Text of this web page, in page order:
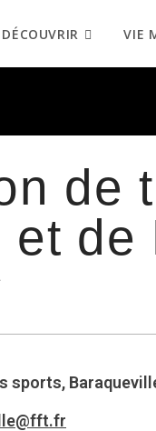
DÉCOUVRIR VIE
de
et de
sports,